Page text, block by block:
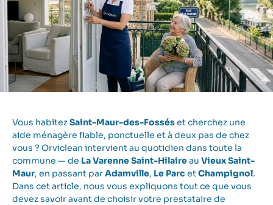
Vous habitezSaint-Maur-des-Fosséset cherchez une
aide ménagère fiable, ponctuelle et à deux pas de chez
vous ? Orviclean intervient au quotidien dans toute la
commune — de La Varenne Saint-Hilaireau Vieux Saint-
Maur, en passant parAdamville, Le Parc etChampignol.
Dans cet article, nous vous expliquons tout ce que vous
devez savoir avant de choisir votre prestataire de